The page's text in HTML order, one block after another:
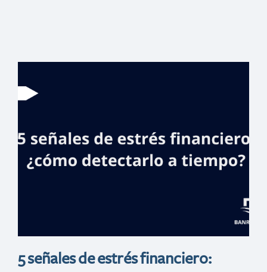
Beneficios
son y por qué son
importantes?
5 señales de estrés financiero: